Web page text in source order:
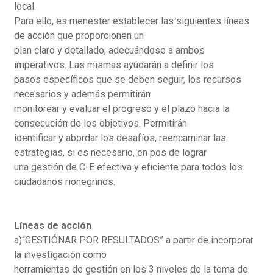
local.
Para ello, es menester establecer las siguientes líneas
de acción que proporcionen un
plan claro y detallado, adecuándose a ambos
imperativos. Las mismas ayudarán a definir los
pasos específicos que se deben seguir, los recursos
necesarios y además permitirán
monitorear y evaluar el progreso y el plazo hacia la
consecución de los objetivos. Permitirán
identificar y abordar los desafíos, reencaminar las
estrategias, si es necesario, en pos de lograr
una gestión de C-E efectiva y eficiente para todos los
ciudadanos rionegrinos.
Líneas de acción
a)“GESTIÓNAR POR RESULTADOS” a partir de incorporar
la investigación como
herramientas de gestión en los 3 niveles de la toma de